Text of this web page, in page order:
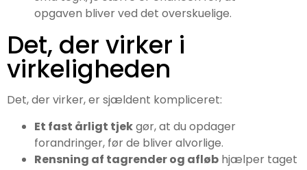
opgaven bliver ved det overskuelige.
Det, der virker i
virkeligheden
Det, der virker, er sjældent kompliceret:
Et fast årligt tjekgør, at du opdager
forandringer, før de bliver alvorlige.
Rensning af tagrender og afløb hjælper taget